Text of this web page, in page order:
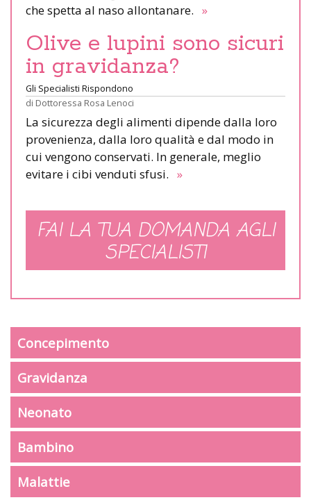
che spetta al naso allontanare. »
Olive e lupini sono sicuri
in gravidanza?
Gli Specialisti Rispondono
di Dottoressa Rosa Lenoci
La sicurezza degli alimenti dipende dalla loro
provenienza, dalla loro qualità e dal modo in
cui vengono conservati. In generale, meglio
evitare i cibi venduti sfusi. »
FAI LA TUA DOMANDA AGLI
SPECIALISTI
Concepimento
Gravidanza
Neonato
Bambino
Malattie